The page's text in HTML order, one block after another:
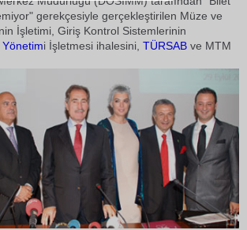
gerekçesiyle gerçekleştirilen Müze ve
İşletimi, Giriş Kontrol Sistemlerinin
Yönetimi İşletmesi ihalesini, TÜRSAB ve MTM